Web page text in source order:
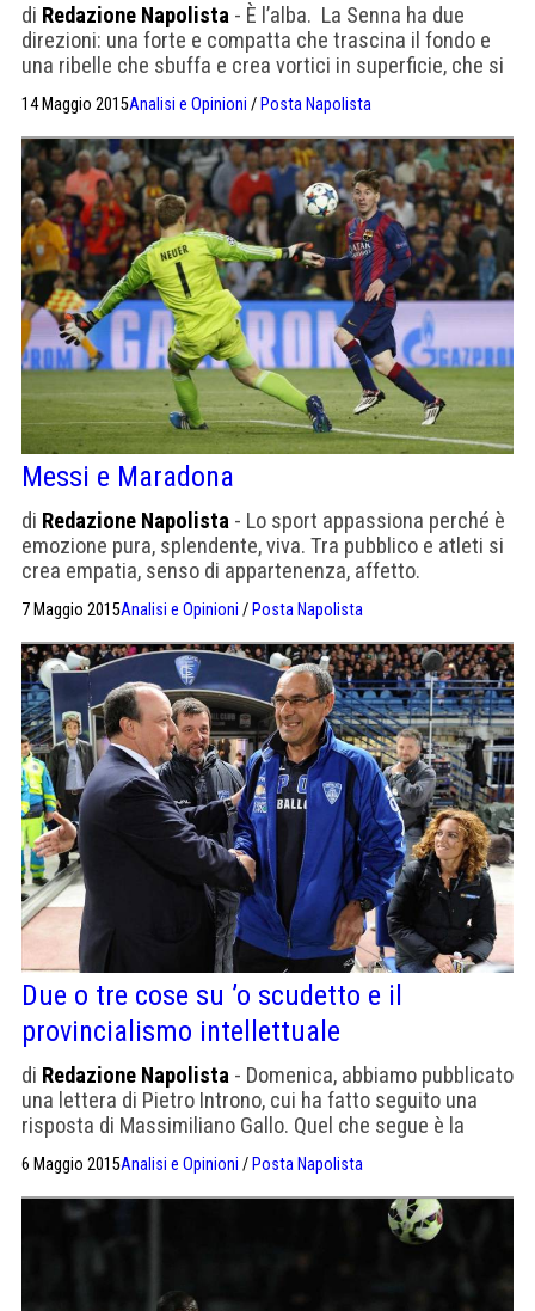
di Redazione Napolista - È l’alba. La Senna ha due
direzioni: una forte e compatta che trascina il fondo e
una ribelle che sbuffa e crea vortici in superficie, che si
palummelle in superficie che mi ricordano il mio mare,
che di direzioni ne ha infinite. È strano ricordare il mare,
una […]
14 Maggio 2015Analisi e Opinioni / Posta Napolista
Messi e Maradona
di Redazione Napolista - Lo sport appassiona perché è
emozione pura, splendente, viva. Tra pubblico e atleti si
crea empatia, senso di appartenenza, affetto.
Sentimenti che trovano la loro ragion d’essere in quei
gesti tecnici che esaltano lo spettatore, trasportandolo
dalla vita quotidiana al sogno di un attimo, anelando lo
spirito gioioso e fanciullesco più profondo di ognuno di
[…]
7 Maggio 2015Analisi e Opinioni / Posta Napolista
Due o tre cose su ’o scudetto e il
provincialismo intellettuale
di Redazione Napolista - Domenica, abbiamo pubblicato
una lettera di Pietro Introno, cui ha fatto seguito una
risposta di Massimiliano Gallo. Quel che segue è la
Caro Napolista, non posso non fare delle precisazioni,
visto che alla mia lettera c’è stata una (pubblica)
risposta. 1 – Il riferimento al giocar […]
6 Maggio 2015Analisi e Opinioni / Posta Napolista